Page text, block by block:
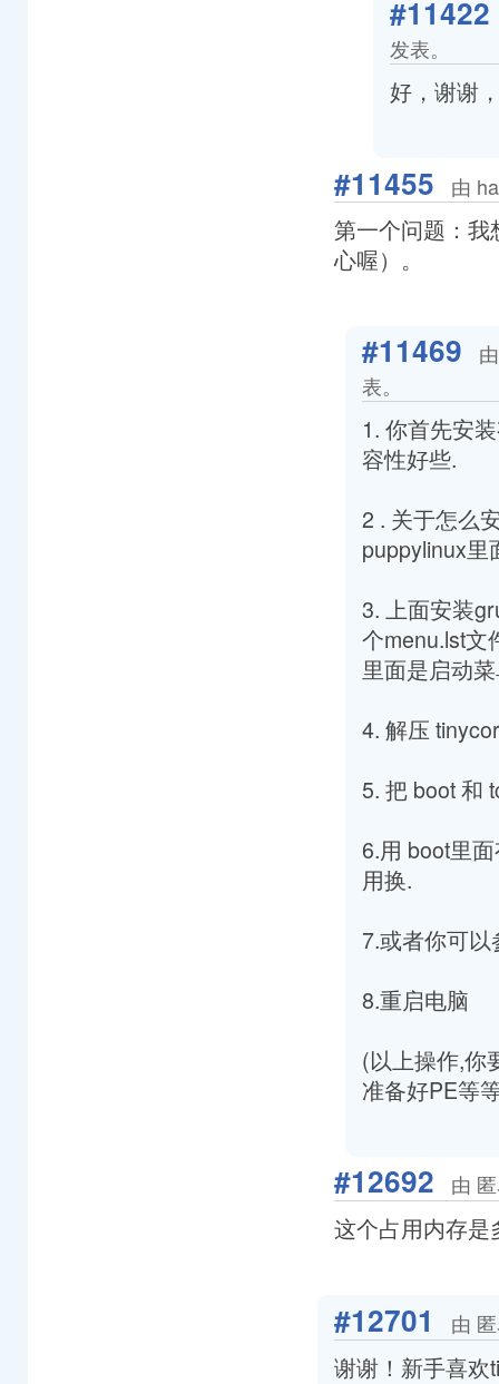
#11422
发表。
好，谢谢
#11455 由
第一个问题：
心喔）。
#11469
表。
1. 你首先安
容性好些.
2 . 关于怎么
puppylinux里
3. 上面安装
个menu.lst文
里面是启动
4. 解压
5. 把 boot 和
6.用 boot里
用换.
7.或者你可
8.重启电脑
(以上操作,你
准备好PE等
#12692 由
这个占用内存是
#12701 由
谢谢！新手喜欢